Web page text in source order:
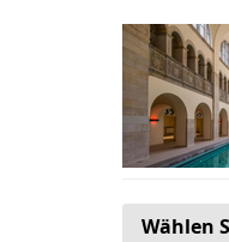
Wählen